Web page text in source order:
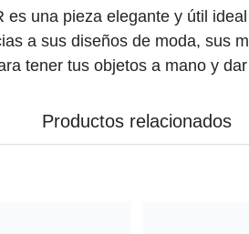
una pieza elegante y útil
a sus diseños de moda, sus
tener tus objetos a mano y
Productos relacionados